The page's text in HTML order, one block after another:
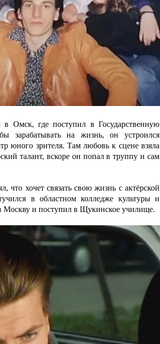
Омск, где поступил в Государственную
зарабатывать на жизнь, он устроился
юного зрителя. Там любовь к сцене взяла
талант, вскоре он попал в труппу и сам
что хочет связать свою жизнь с актёрской
в областном колледже культуры и
Москву и поступил в Щукинское училище.